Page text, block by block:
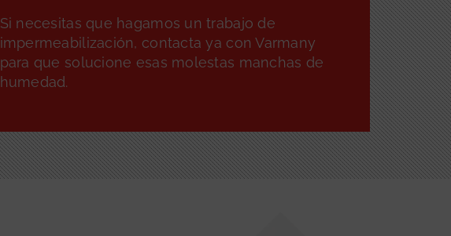
Si necesitas que hagamos un trabajo de
impermeabilización, contacta ya con Varmany
para que solucione esas molestas manchas de
humedad.